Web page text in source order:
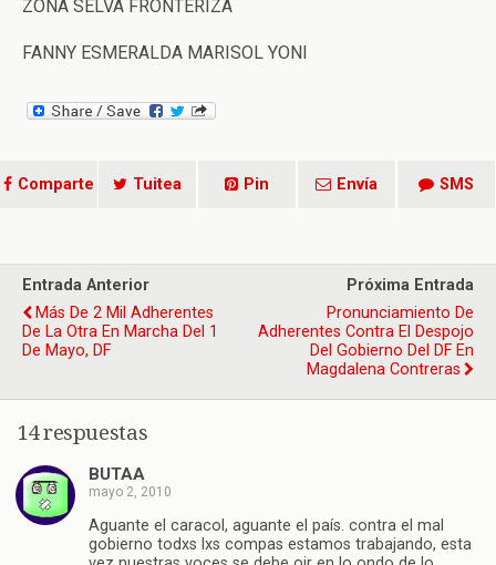
ZONA SELVA FRONTERIZA
FANNY ESMERALDA MARISOL YONI
Comparte Tuitea Pin Envía SMS
Entrada Anterior
Más De 2 Mil Adherentes
De La Otra En Marcha Del 1
De Mayo, DF
Próxima Entrada
Pronunciamiento De
Adherentes Contra El Despojo
Del Gobierno Del DF En
Magdalena Contreras
14 respuestas
BUTAA
mayo 2, 2010
Aguante el caracol, aguante el país. contra el mal
gobierno todxs lxs compas estamos trabajando, esta